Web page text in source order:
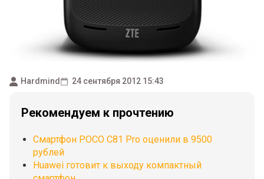
Hardmind 24 сентября 2012 15:43
Рекомендуем к прочтению
Смартфон POCO C81 Pro оценили в 9500
рублей
Huawei готовит к выходу компактный